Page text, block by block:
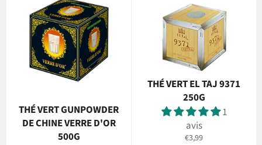
THÉ VERT GUNPOWDER
DE CHINE VERRE D'OR
500G
THÉ VERT EL TAJ 9371
250G
1
avis
Prix
€3,99